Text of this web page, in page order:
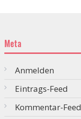
Meta
Anmelden
Eintrags-Feed
Kommentar-Feed